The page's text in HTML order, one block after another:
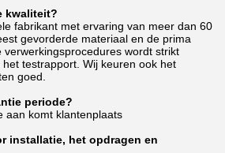
kwaliteit?
fabrikant met ervaring van meer dan 60
gevorderde materiaal en de prima
verwerkingsprocedures wordt strikt
testrapport. Wij keuren ook het
goed.
periode?
aan komt klantenplaats
installatie, het opdragen en